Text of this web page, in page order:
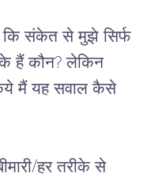
कि संकेत से मुझे सिर्फ
हैं कौन? लेकिन
मैं यह सवाल कैसे
हर तरीके से